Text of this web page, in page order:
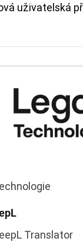
uživatelská
Translator